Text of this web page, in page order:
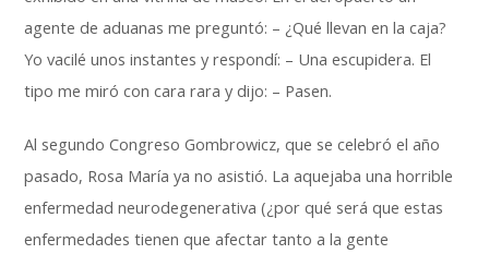
agente de aduanas me preguntó: – ¿Qué llevan en la caja?
Yo vacilé unos instantes y respondí: – Una escupidera. El
tipo me miró con cara rara y dijo: – Pasen.
Al segundo Congreso Gombrowicz, que se celebró el año
pasado, Rosa María ya no asistió. La aquejaba una horrible
enfermedad neurodegenerativa (¿por qué será que estas
enfermedades tienen que afectar tanto a la gente